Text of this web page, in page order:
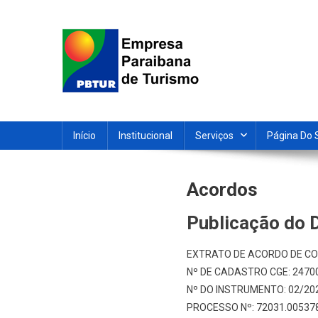
Início Institucional Serviços Página Do
acordos
Publicação do
EXTRATO DE ACORDO DE
Nº DE CADASTRO CGE:
Nº DO INSTRUMENTO: 02/
PROCESSO Nº: